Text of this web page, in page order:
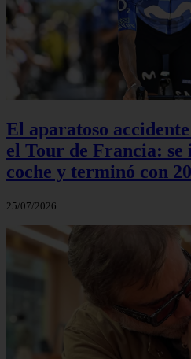
El aparatoso
el Tour de Francia:
coche y terminó con
25/07/2026